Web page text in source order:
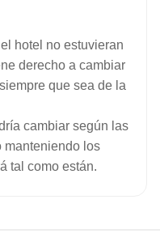
hotel no estuvieran
derecho a cambiar
que sea de la
cambiar según las
manteniendo los
tal como están.